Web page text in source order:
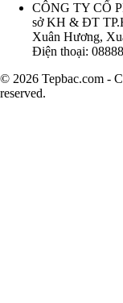
CÔNG TY CỔ
sở KH & ĐT
Xuân Hương,
Điện thoại:
© 2026 Tepbac.com -
reserved.